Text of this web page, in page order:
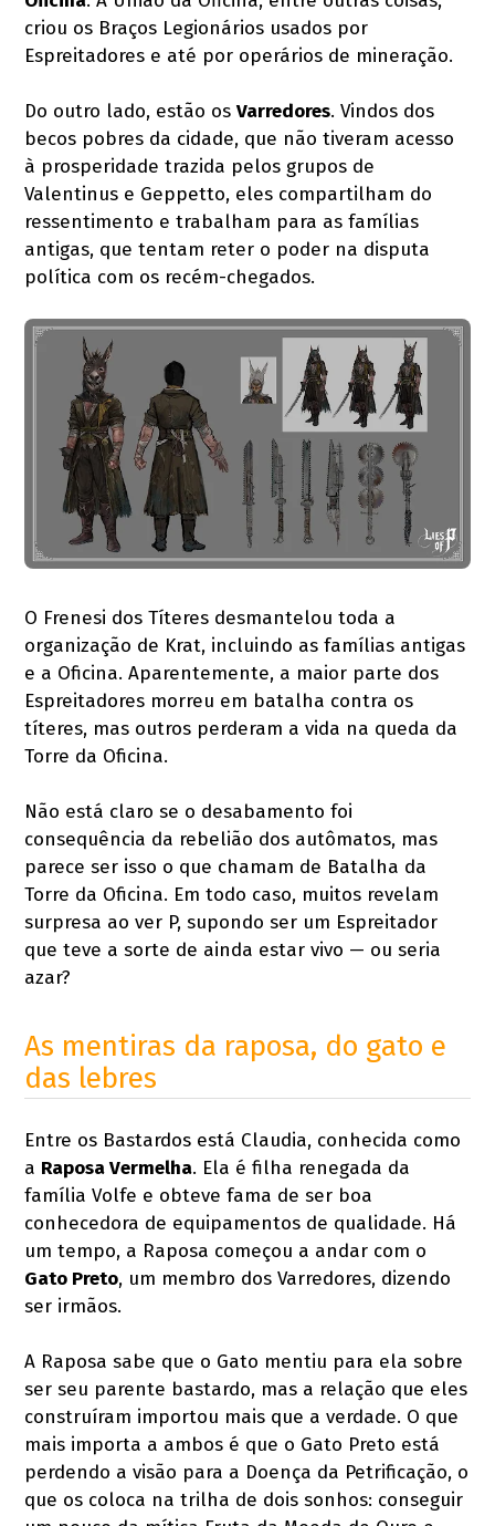
criou os Braços Legionários usados por
Espreitadores e até por operários de mineração.
Do outro lado, estão osVarredores. Vindos dos
becos pobres da cidade, que não tiveram acesso
à prosperidade trazida pelos grupos de
Valentinus e Geppetto, eles compartilham do
ressentimento e trabalham para as famílias
antigas, que tentam reter o poder na disputa
política com os recém-chegados.
O Frenesi dos Títeres desmantelou toda a
organização de Krat, incluindo as famílias antigas
e a Oficina. Aparentemente, a maior parte dos
Espreitadores morreu em batalha contra os
títeres, mas outros perderam a vida na queda da
Torre da Oficina.
Não está claro se o desabamento foi
consequência da rebelião dos autômatos, mas
parece ser isso o que chamam de Batalha da
Torre da Oficina. Em todo caso, muitos revelam
surpresa ao ver P, supondo ser um Espreitador
que teve a sorte de ainda estar vivo — ou seria
azar?
As mentiras da raposa, do gato e
das lebres
Entre os Bastardos está Claudia, conhecida como
a Raposa Vermelha. Ela é filha renegada da
família Volfe e obteve fama de ser boa
conhecedora de equipamentos de qualidade. Há
um tempo, a Raposa começou a andar com o
Gato Preto, um membro dos Varredores, dizendo
ser irmãos.
A Raposa sabe que o Gato mentiu para ela sobre
ser seu parente bastardo, mas a relação que eles
construíram importou mais que a verdade. O que
mais importa a ambos é que o Gato Preto está
perdendo a visão para a Doença da Petrificação, o
que os coloca na trilha de dois sonhos: conseguir